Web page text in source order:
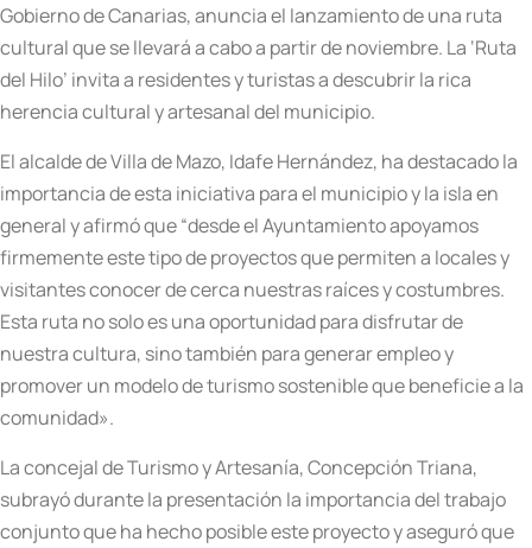
Gobierno de Canarias, anuncia el lanzamiento de una ruta
cultural que se llevará a cabo a partir de noviembre. La ‘Ruta
del Hilo’ invita a residentes y turistas a descubrir la rica
herencia cultural y artesanal del municipio.
El alcalde de Villa de Mazo, Idafe Hernández, ha destacado la
importancia de esta iniciativa para el municipio y la isla en
general y afirmó que “desde el Ayuntamiento apoyamos
firmemente este tipo de proyectos que permiten a locales y
visitantes conocer de cerca nuestras raíces y costumbres.
Esta ruta no solo es una oportunidad para disfrutar de
nuestra cultura, sino también para generar empleo y
promover un modelo de turismo sostenible que beneficie a la
comunidad».
La concejal de Turismo y Artesanía, Concepción Triana,
subrayó durante la presentación la importancia del trabajo
conjunto que ha hecho posible este proyecto y aseguró que